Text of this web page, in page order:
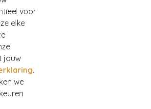
voor
elke
jouw
.
we